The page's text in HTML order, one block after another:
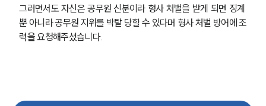
그러면서도 자신은 공무원 신분이라 형사 처벌을 받게 되면 징계
뿐 아니라 공무원 지위를 박탈 당할 수 있다며 형사 처벌 방어에 조
력을 요청해주셨습니다.